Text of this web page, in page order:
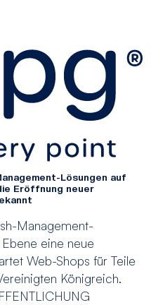
Lösungen auf
Eröffnung neuer
Management-
eine neue
Web-Shops für Teile
Königreich.